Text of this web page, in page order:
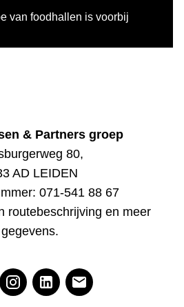
van foodhallen is voorbij
& Partners groep
80,
AD LEIDEN
071-541 88 67
routebeschrijving en meer
gegevens.